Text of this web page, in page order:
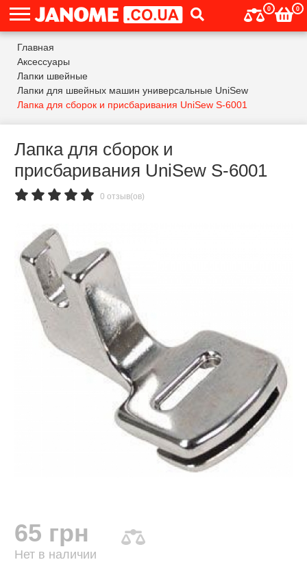
0 0
Главная
Аксессуары
Лапки швейные
Лапки для швейных машин универсальные UniSew
Лапка для сборок и присбаривания UniSew S-6001
Лапка для сборок и
присбаривания UniSew S-6001
0 отзыв(ов)
65 грн
Нет в наличии